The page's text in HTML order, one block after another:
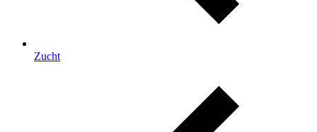
Zucht